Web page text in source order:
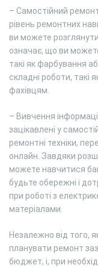
– Самостійний
рівень ремонтних
ви можете
означає, що ви
такі як фарбування
складні роботи, такі
фахівцям.
– Вивчення
зацікавлені у
ремонтні техніки,
онлайн. Завдяки
можете навчитися
будьте обережні і
при роботі з
матеріалами.
Незалежно від того,
планувати ремонт
бюджет, і, при